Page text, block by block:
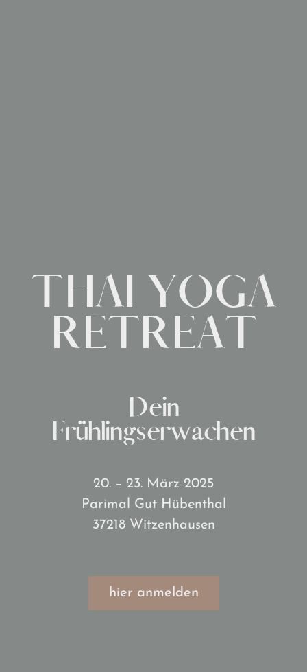
THAI YOGA
RETREAT
Dein
Frühlingserwachen
20. – 23. März 2025
Parimal Gut Hübenthal
37218 Witzenhausen
hier anmelden